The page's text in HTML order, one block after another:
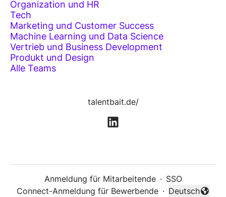
Organization und HR
Tech
Marketing und Customer Success
Machine Learning und Data Science
Vertrieb und Business Development
Produkt und Design
Alle Teams
talentbait.de/
Anmeldung für Mitarbeitende · SSO
Connect-Anmeldung für Bewerbende · Deutsch